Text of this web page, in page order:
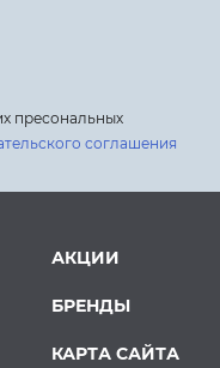
пресональных
соглашения
АКЦИИ
БРЕНДЫ
КАРТА САЙТА